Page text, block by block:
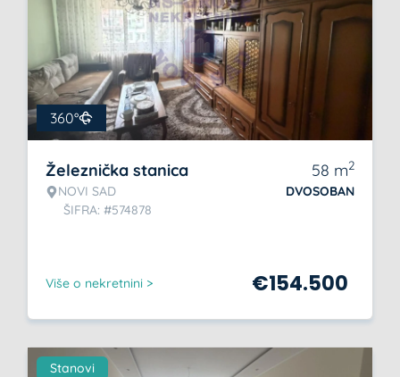
360°
Železnička stanica
NOVI SAD
ŠIFRA: #574878
58 m2
DVOSOBAN
Više o nekretnini > €154.500
Stanovi